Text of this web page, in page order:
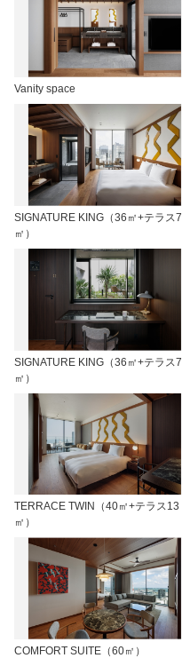
Vanity space
SIGNATURE KING（36㎡+テラス7
㎡）
SIGNATURE KING（36㎡+テラス7
㎡）
TERRACE TWIN（40㎡+テラス13
㎡）
COMFORT SUITE（60㎡）